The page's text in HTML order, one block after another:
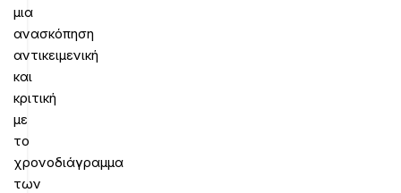
μια
ανασκόπηση
αντικειμενική
και
κριτική
με
το
χρονοδιάγραμμα
των